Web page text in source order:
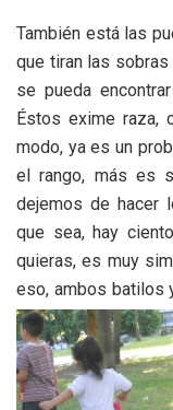
También está las
que tiran las sobras
se pueda
Éstos exime raza,
modo, ya es un
el rango, más es
dejemos de hacer
que sea, hay
quieras, es muy
eso, ambos batilos